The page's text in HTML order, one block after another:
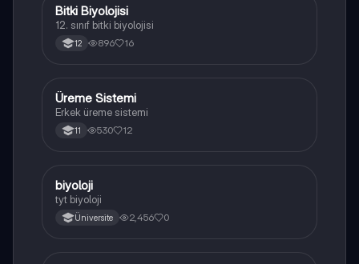
Biyoloji
Bitki Biyolojisi
12. sınıf bitki biyolojisi
12 896 16
Biyoloji
Üreme Sistemi
Erkek üreme sistemi
11 530 12
BBiyoloji
biyoloji
tyt biyoloji
Üniversite 2,456 0